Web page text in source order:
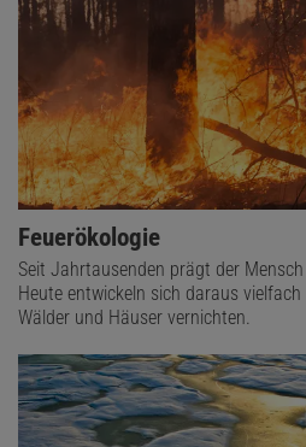
Feuerökologie
Seit Jahrtausenden prägt der
Heute entwickeln sich daraus
Wälder und Häuser vernichten.